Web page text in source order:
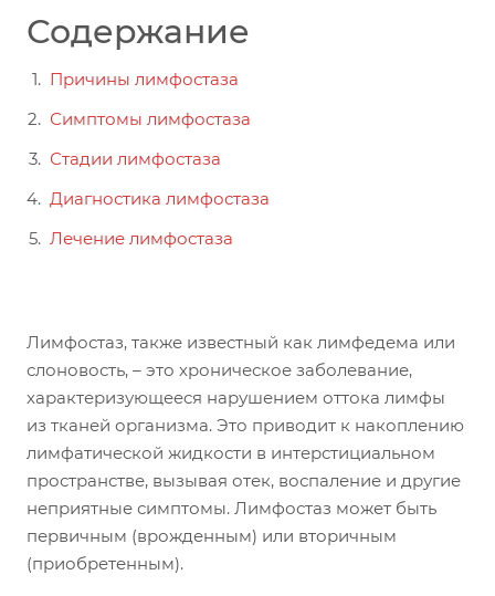
Содержание
Причины лимфостаза
Симптомы лимфостаза
Стадии лимфостаза
Диагностика лимфостаза
Лечение лимфостаза
Лимфостаз, также известный как лимфедема или
слоновость, – это хроническое заболевание,
характеризующееся нарушением оттока лимфы
из тканей организма. Это приводит к накоплению
лимфатической жидкости в интерстициальном
пространстве, вызывая отек, воспаление и другие
неприятные симптомы. Лимфостаз может быть
первичным (врожденным) или вторичным
(приобретенным).